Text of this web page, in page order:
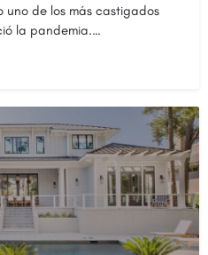
uno de los más castigados
la pandemia.…